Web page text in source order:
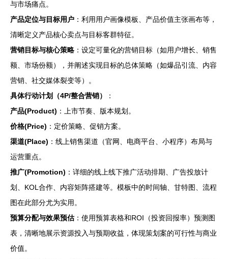
与市场痛点。
产品定位与目标用户 ：利用用户画像模板、产品价值主张画布等，
清晰定义产品核心卖点与目标客群特征。
营销目标与核心策略 ：设定可量化的营销目标（如用户增长、销售
额、市场份额），并阐述实现目标的总体策略（如爆品引流、内容
营销、社交媒体裂变等）。
具体行动计划（4P/整合营销）
：
产品(Product) ：上市节奏、版本规划。
价格(Price) ：定价策略、促销方案。
渠道(Place) ：线上销售渠道（官网、电商平台、小程序）布局与
运营重点。
推广(Promotion) ：详细的线上线下推广活动排期、广告投放计
划、KOL合作、内容矩阵搭建等。模板中的时间轴、甘特图、流程
图在此部分尤为实用。
预算分配与效果预估：使用预算表格和ROI（投资回报率）预测图
表，清晰地展示资源投入与预期收益，体现策划案的可行性与商业
价值。